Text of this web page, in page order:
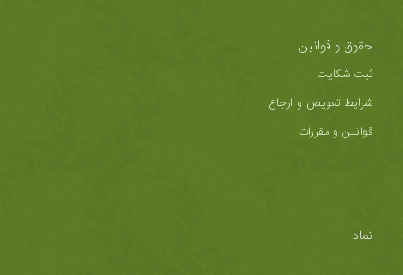
حقوق و قوانین
ثبت شکایت
شرایط تعویض و ارجاع
قوانین و مقررات
نماد